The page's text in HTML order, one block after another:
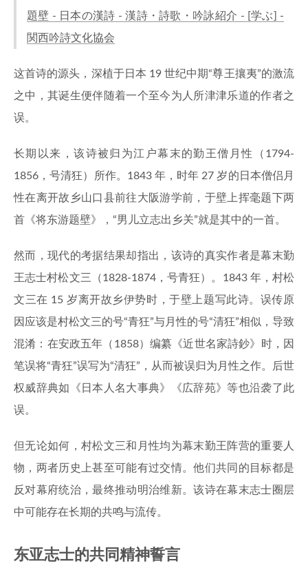
題壁 - 日本の漢詩 - 漢詩・詩歌・吟詠紹介 - [学ぶ] -
関西吟詩文化協会
这首诗的源头，深植于日本 19 世纪中期“尊王攘夷”的激流
之中，其诞生便伴随着一个至今为人所津津乐道的作者之
误。
长期以来，该诗被归为江户幕末的勤王僧月性（1794-
1856，号清狂）所作。1843 年，时年 27 岁的日本僧侣月
性在离开故乡山口县前往大阪游学前，于壁上挥毫题下两
首《将东游题壁》，“男儿立志出乡关”就是其中的一首。
然而，现代的考据结果却指出，该诗的真实作者是幕末勤
王志士村松文三（1828-1874，号青狂）。1843 年，村松
文三在 15 岁离开故乡伊势时，于壁上题写此诗。误传原
因应该是村松文三的号“青狂”与月性的号“清狂”相似，导致
混淆：在安政五年（1858）编纂《近世名家詩鈔》时，因
笔误将“青狂”误写为“清狂”，从而被误归为月性之作。后世
权威辞典如《日本人名大事典》《広辞苑》等也沿袭了此
误。
但无论如何，村松文三和月性均为幕末勤王阵营的重要人
物，两者历史上甚至可能有过交情。他们共同的目标都是
反对幕府统治，最终推动明治维新。该诗在幕末志士圈层
中可能存在长期的共鸣与流传。
东亚志士的共同精神誓言